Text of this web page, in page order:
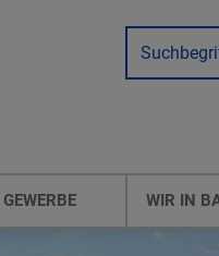
WIR IN